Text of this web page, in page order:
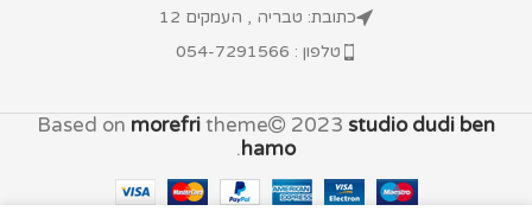
כתובת: טבריה , העמקים 12
טלפון : 054-7291566
Based on morefritheme 2023 studio dudi ben
hamo
.